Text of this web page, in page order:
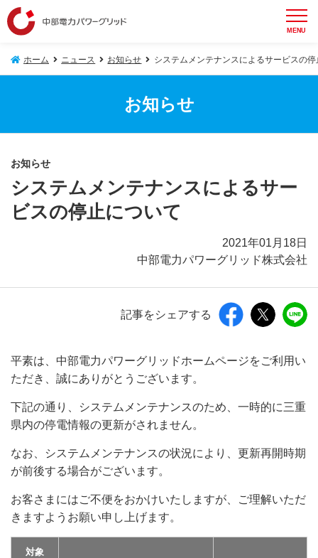
MENU
ホーム ニュース お知らせ システムメンテナンスによるサービスの
お知らせ
お知らせ
システムメンテナンスによるサー
ビスの停止について
2021年01月18日
中部電力パワーグリッド株式会社
記事をシェアする
平素は、中部電力パワーグリッドホームページをご利用い
ただき、誠にありがとうございます。
下記の通り、システムメンテナンスのため、一時的に三重
県内の停電情報の更新がされません。
なお、システムメンテナンスの状況により、更新再開時期
が前後する場合がございます。
お客さまにはご不便をおかけいたしますが、ご理解いただ
きますようお願い申し上げます。
対象